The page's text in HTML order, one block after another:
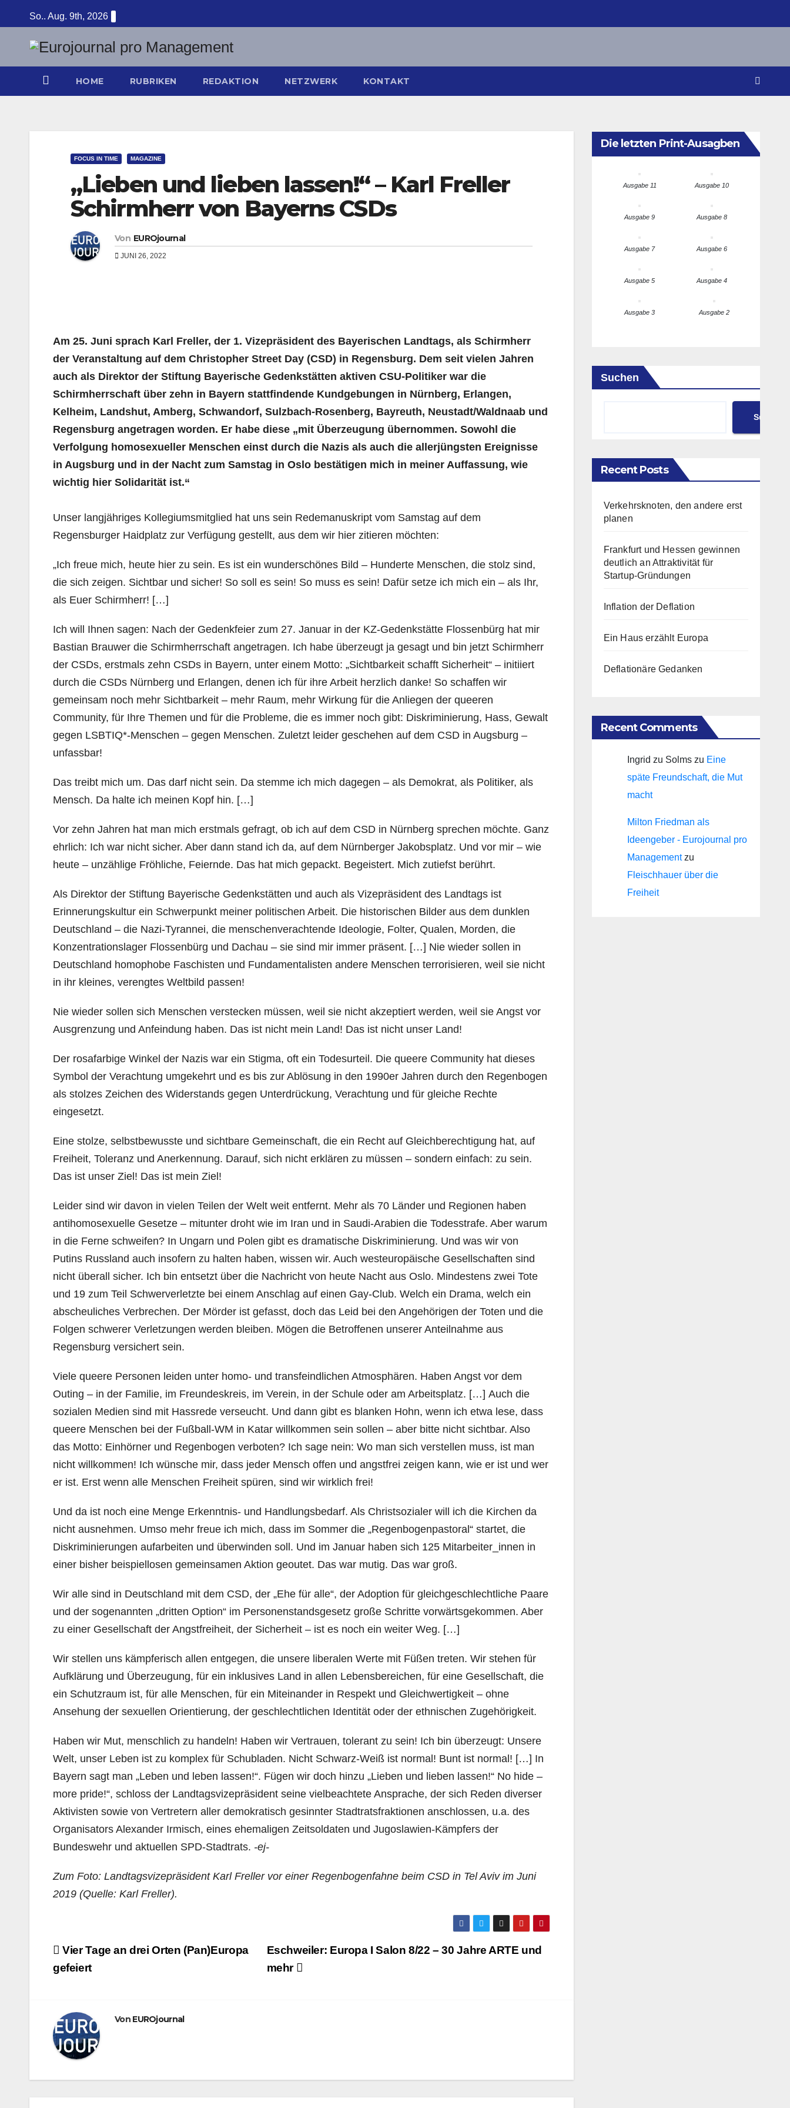
Inhalt
springen
So.. Aug. 9th, 2026
HOME RUBRIKEN REDAKTION NETZWERK KONTAKT
FOCUS IN TIME MAGAZINE
„Lieben und lieben lassen!“ – Karl Freller
Schirmherr von Bayerns CSDs
Von EUROjournal
JUNI 26, 2022
Am 25. Juni sprach Karl Freller, der 1. Vizepräsident des Bayerischen Landtags, als Schirmherr
der Veranstaltung auf dem Christopher Street Day (CSD) in Regensburg. Dem seit vielen Jahren
auch als Direktor der Stiftung Bayerische Gedenkstätten aktiven CSU-Politiker war die
Schirmherrschaft über zehn in Bayern stattfindende Kundgebungen in Nürnberg, Erlangen,
Kelheim, Landshut, Amberg, Schwandorf, Sulzbach-Rosenberg, Bayreuth, Neustadt/Waldnaab und
Regensburg angetragen worden. Er habe diese „mit Überzeugung übernommen. Sowohl die
Verfolgung homosexueller Menschen einst durch die Nazis als auch die allerjüngsten Ereignisse
in Augsburg und in der Nacht zum Samstag in Oslo bestätigen mich in meiner Auffassung, wie
wichtig hier Solidarität ist.“
Unser langjähriges Kollegiumsmitglied hat uns sein Redemanuskript vom Samstag auf dem
Regensburger Haidplatz zur Verfügung gestellt, aus dem wir hier zitieren möchten:
„Ich freue mich, heute hier zu sein. Es ist ein wunderschönes Bild – Hunderte Menschen, die stolz sind,
die sich zeigen. Sichtbar und sicher! So soll es sein! So muss es sein! Dafür setze ich mich ein – als Ihr,
als Euer Schirmherr! […]
Ich will Ihnen sagen: Nach der Gedenkfeier zum 27. Januar in der KZ-Gedenkstätte Flossenbürg hat mir
Bastian Brauwer die Schirmherrschaft angetragen. Ich habe überzeugt ja gesagt und bin jetzt Schirmherr
der CSDs, erstmals zehn CSDs in Bayern, unter einem Motto: „Sichtbarkeit schafft Sicherheit“ – initiiert
durch die CSDs Nürnberg und Erlangen, denen ich für ihre Arbeit herzlich danke! So schaffen wir
gemeinsam noch mehr Sichtbarkeit – mehr Raum, mehr Wirkung für die Anliegen der queeren
Community, für Ihre Themen und für die Probleme, die es immer noch gibt: Diskriminierung, Hass, Gewalt
gegen LSBTIQ*-Menschen – gegen Menschen. Zuletzt leider geschehen auf dem CSD in Augsburg –
unfassbar!
Das treibt mich um. Das darf nicht sein. Da stemme ich mich dagegen – als Demokrat, als Politiker, als
Mensch. Da halte ich meinen Kopf hin. […]
Vor zehn Jahren hat man mich erstmals gefragt, ob ich auf dem CSD in Nürnberg sprechen möchte. Ganz
ehrlich: Ich war nicht sicher. Aber dann stand ich da, auf dem Nürnberger Jakobsplatz. Und vor mir – wie
heute – unzählige Fröhliche, Feiernde. Das hat mich gepackt. Begeistert. Mich zutiefst berührt.
Als Direktor der Stiftung Bayerische Gedenkstätten und auch als Vizepräsident des Landtags ist
Erinnerungskultur ein Schwerpunkt meiner politischen Arbeit. Die historischen Bilder aus dem dunklen
Deutschland – die Nazi-Tyrannei, die menschenverachtende Ideologie, Folter, Qualen, Morden, die
Konzentrationslager Flossenbürg und Dachau – sie sind mir immer präsent. […] Nie wieder sollen in
Deutschland homophobe Faschisten und Fundamentalisten andere Menschen terrorisieren, weil sie nicht
in ihr kleines, verengtes Weltbild passen!
Nie wieder sollen sich Menschen verstecken müssen, weil sie nicht akzeptiert werden, weil sie Angst vor
Ausgrenzung und Anfeindung haben. Das ist nicht mein Land! Das ist nicht unser Land!
Der rosafarbige Winkel der Nazis war ein Stigma, oft ein Todesurteil. Die queere Community hat dieses
Symbol der Verachtung umgekehrt und es bis zur Ablösung in den 1990er Jahren durch den Regenbogen
als stolzes Zeichen des Widerstands gegen Unterdrückung, Verachtung und für gleiche Rechte
eingesetzt.
Eine stolze, selbstbewusste und sichtbare Gemeinschaft, die ein Recht auf Gleichberechtigung hat, auf
Freiheit, Toleranz und Anerkennung. Darauf, sich nicht erklären zu müssen – sondern einfach: zu sein.
Das ist unser Ziel! Das ist mein Ziel!
Leider sind wir davon in vielen Teilen der Welt weit entfernt. Mehr als 70 Länder und Regionen haben
antihomosexuelle Gesetze – mitunter droht wie im Iran und in Saudi-Arabien die Todesstrafe. Aber warum
in die Ferne schweifen? In Ungarn und Polen gibt es dramatische Diskriminierung. Und was wir von
Putins Russland auch insofern zu halten haben, wissen wir. Auch westeuropäische Gesellschaften sind
nicht überall sicher. Ich bin entsetzt über die Nachricht von heute Nacht aus Oslo. Mindestens zwei Tote
und 19 zum Teil Schwerverletzte bei einem Anschlag auf einen Gay-Club. Welch ein Drama, welch ein
abscheuliches Verbrechen. Der Mörder ist gefasst, doch das Leid bei den Angehörigen der Toten und die
Folgen schwerer Verletzungen werden bleiben. Mögen die Betroffenen unserer Anteilnahme aus
Regensburg versichert sein.
Viele queere Personen leiden unter homo- und transfeindlichen Atmosphären. Haben Angst vor dem
Outing – in der Familie, im Freundeskreis, im Verein, in der Schule oder am Arbeitsplatz. […] Auch die
sozialen Medien sind mit Hassrede verseucht. Und dann gibt es blanken Hohn, wenn ich etwa lese, dass
queere Menschen bei der Fußball-WM in Katar willkommen sein sollen – aber bitte nicht sichtbar. Also
das Motto: Einhörner und Regenbogen verboten? Ich sage nein: Wo man sich verstellen muss, ist man
nicht willkommen! Ich wünsche mir, dass jeder Mensch offen und angstfrei zeigen kann, wie er ist und wer
er ist. Erst wenn alle Menschen Freiheit spüren, sind wir wirklich frei!
Und da ist noch eine Menge Erkenntnis- und Handlungsbedarf. Als Christsozialer will ich die Kirchen da
nicht ausnehmen. Umso mehr freue ich mich, dass im Sommer die „Regenbogenpastoral“ startet, die
Diskriminierungen aufarbeiten und überwinden soll. Und im Januar haben sich 125 Mitarbeiter_innen in
einer bisher beispiellosen gemeinsamen Aktion geoutet. Das war mutig. Das war groß.
Wir alle sind in Deutschland mit dem CSD, der „Ehe für alle“, der Adoption für gleichgeschlechtliche Paare
und der sogenannten „dritten Option“ im Personenstandsgesetz große Schritte vorwärtsgekommen. Aber
zu einer Gesellschaft der Angstfreiheit, der Sicherheit – ist es noch ein weiter Weg. […]
Wir stellen uns kämpferisch allen entgegen, die unsere liberalen Werte mit Füßen treten. Wir stehen für
Aufklärung und Überzeugung, für ein inklusives Land in allen Lebensbereichen, für eine Gesellschaft, die
ein Schutzraum ist, für alle Menschen, für ein Miteinander in Respekt und Gleichwertigkeit – ohne
Ansehung der sexuellen Orientierung, der geschlechtlichen Identität oder der ethnischen Zugehörigkeit.
Haben wir Mut, menschlich zu handeln! Haben wir Vertrauen, tolerant zu sein! Ich bin überzeugt: Unsere
Welt, unser Leben ist zu komplex für Schubladen. Nicht Schwarz-Weiß ist normal! Bunt ist normal! […] In
Bayern sagt man „Leben und leben lassen!“. Fügen wir doch hinzu „Lieben und lieben lassen!“ No hide –
more pride!“, schloss der Landtagsvizepräsident seine vielbeachtete Ansprache, der sich Reden diverser
Aktivisten sowie von Vertretern aller demokratisch gesinnter Stadtratsfraktionen anschlossen, u.a. des
Organisators Alexander Irmisch, eines ehemaligen Zeitsoldaten und Jugoslawien-Kämpfers der
Bundeswehr und aktuellen SPD-Stadtrats. -ej-
Zum Foto: Landtagsvizepräsident Karl Freller vor einer Regenbogenfahne beim CSD in Tel Aviv im Juni
2019 (Quelle: Karl Freller).
Beitragsnavigation
Eschweiler: Europa I Salon 8/22 – 30 Jahre ARTE und
mehr
Vier Tage an drei Orten (Pan)Europa
gefeiert
Von EUROjournal
Die letzten Print-Ausagben
Ausgabe 11 Ausgabe 10
Ausgabe 9 Ausgabe 8
Ausgabe 7 Ausgabe 6
Ausgabe 5 Ausgabe 4
Ausgabe 3 Ausgabe 2
Suchen
Suchen
Recent Posts
Verkehrsknoten, den andere erst
planen
Frankfurt und Hessen gewinnen
deutlich an Attraktivität für
Startup-Gründungen
Inflation der Deflation
Ein Haus erzählt Europa
Deflationäre Gedanken
Recent Comments
Ingrid zu Solmszu Eine
späte Freundschaft, die Mut
macht
Milton Friedman als
Ideengeber - Eurojournal pro
Managementzu
Fleischhauer über die
Freiheit